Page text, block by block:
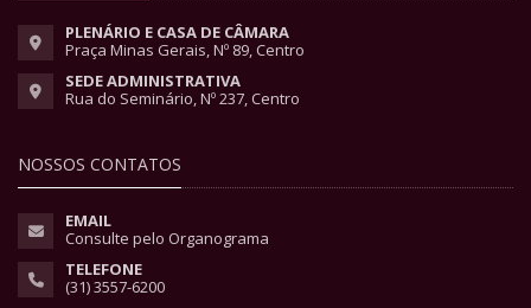
PLENÁRIO E CASA DE CÂMARA
Praça Minas Gerais, Nº 89, Centro
SEDE ADMINISTRATIVA
Rua do Seminário, Nº 237, Centro
NOSSOS CONTATOS
EMAIL
Consulte pelo Organograma
TELEFONE
(31) 3557-6200